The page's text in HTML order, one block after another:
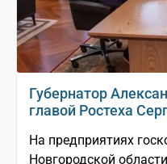
Губернатор
главой Ростеха
На предприятиях
Новгородской